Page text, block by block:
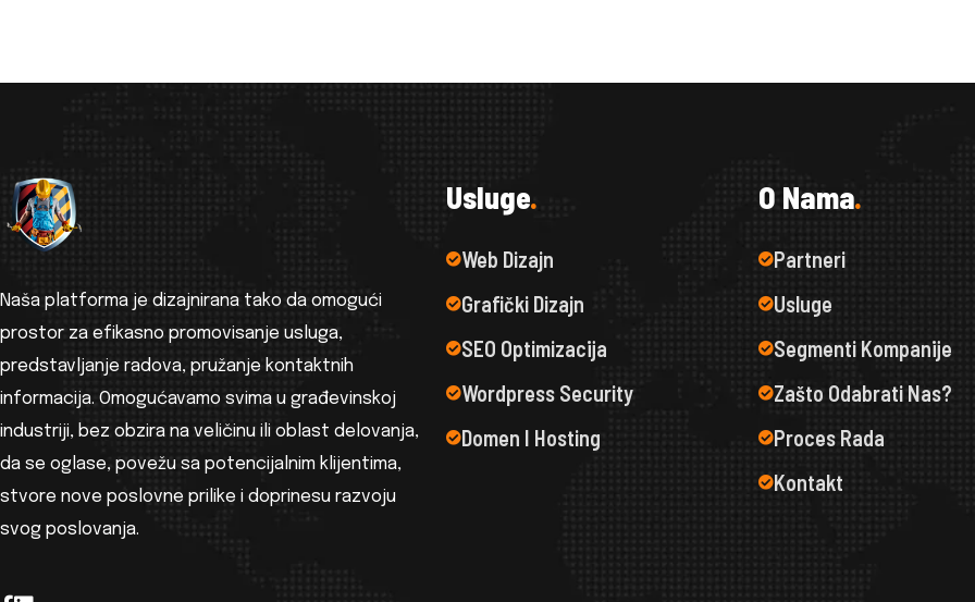
Naša platforma je dizajnirana tako da omogući
prostor za efikasno promovisanje usluga,
predstavljanje radova, pružanje kontaktnih
informacija. Omogućavamo svima u građevinskoj
industriji, bez obzira na veličinu ili oblast delovanja,
da se oglase, povežu sa potencijalnim klijentima,
stvore nove poslovne prilike i doprinesu razvoju
svog poslovanja.
Usluge.
Web Dizajn
Grafički Dizajn
SEO Optimizacija
Wordpress Security
Domen I Hosting
O Nama.
Partneri
Usluge
Segmenti Kompanije
Zašto Odabrati Nas?
Proces Rada
Kontakt